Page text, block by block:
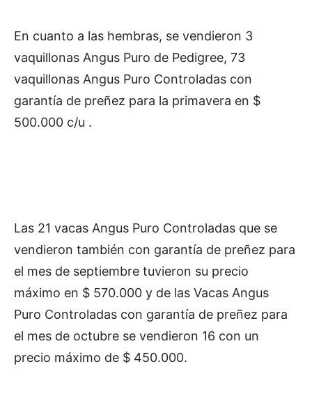
En cuanto a las hembras, se vendieron 3
vaquillonas Angus Puro de Pedigree, 73
vaquillonas Angus Puro Controladas con
garantía de preñez para la primavera en $
500.000 c/u .
Las 21 vacas Angus Puro Controladas que se
vendieron también con garantía de preñez para
el mes de septiembre tuvieron su precio
máximo en $ 570.000 y de las Vacas Angus
Puro Controladas con garantía de preñez para
el mes de octubre se vendieron 16 con un
precio máximo de $ 450.000.